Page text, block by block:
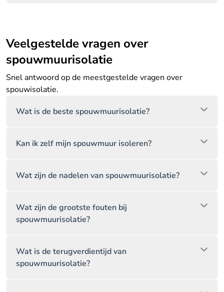
Veelgestelde vragen over
spouwmuurisolatie
Snel antwoord op de meestgestelde vragen over
spouwisolatie.
Wat is de beste spouwmuurisolatie?
Kan ik zelf mijn spouwmuur isoleren?
Wat zijn de nadelen van spouwmuurisolatie?
Wat zijn de grootste fouten bij
spouwmuurisolatie?
Wat is de terugverdientijd van
spouwmuurisolatie?